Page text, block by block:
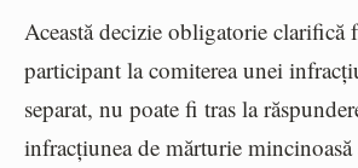
Această decizie obligatorie clarifică
participant la comiterea unei
separat, nu poate fi tras la
infracțiunea de mărturie mincinoasă